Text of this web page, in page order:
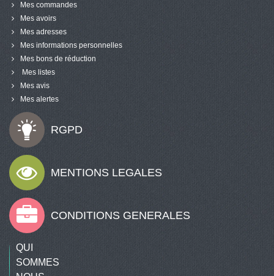
RGPD
MENTIONS LEGALES
CONDITIONS GENERALES
QUI
SOMMES
Mes commandes
Mes avoirs
Mes adresses
Mes informations personnelles
Mes bons de réduction
Mes listes
Mes avis
Mes alertes